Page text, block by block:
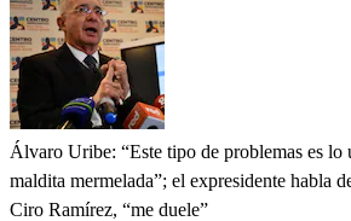
Álvaro Uribe: “Este tipo de problemas es lo
maldita mermelada”; el expresidente habla
Ciro Ramírez, “me duele”